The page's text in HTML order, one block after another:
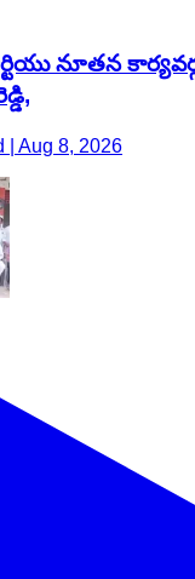
నూతన
| Aug 8, 2026